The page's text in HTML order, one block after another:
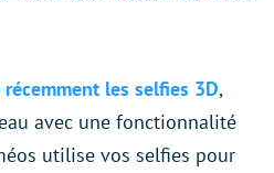
les selfies 3D,
avec une fonctionnalité
utilise vos selfies pour